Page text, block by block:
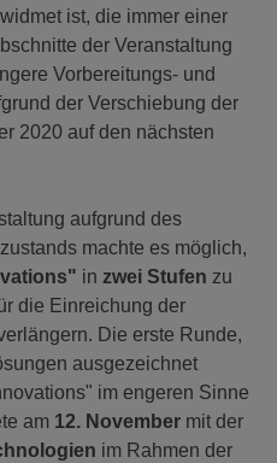
ist, die immer einer
der Veranstaltung
Vorbereitungs- und
der Verschiebung der
2020 auf den nächsten
aufgrund des
machte es möglich,
in zwei Stufen zu
die Einreichung der
Die erste Runde,
ausgezeichnet
im engeren Sinne
am 12. November mit der
im Rahmen der